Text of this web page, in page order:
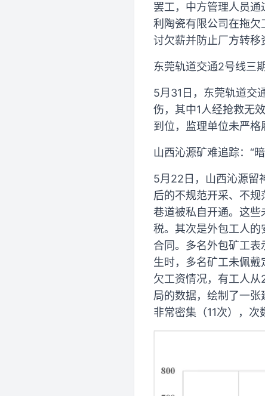
罢工，中方管理人员
利陶瓷有限公司在拖
讨欠薪并防止厂方转移
东莞轨道交通2号线三
5月31日，东莞轨道交
伤，其中1人经抢救无
到位，监理单位未严格
山西沁源矿难追踪：“
5月22日，山西沁源留
后的不规范开采、不规
巷道被私自开通。这些
税。其次是外包工人的
合同。多名外包矿工
生时，多名矿工未佩
欠工资情况，有工人
局的数据，绘制了一
非常密集（11次），